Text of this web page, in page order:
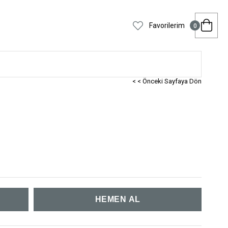
Favorilerim 0
< < Önceki Sayfaya Dön